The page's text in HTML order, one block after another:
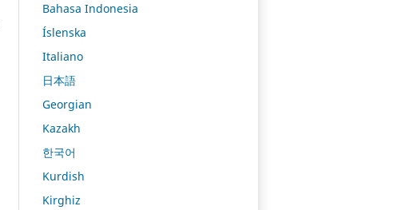
Bahasa Indonesia
Íslenska
Italiano
日本語
Georgian
Kazakh
한국어
Kurdish
Kirghiz